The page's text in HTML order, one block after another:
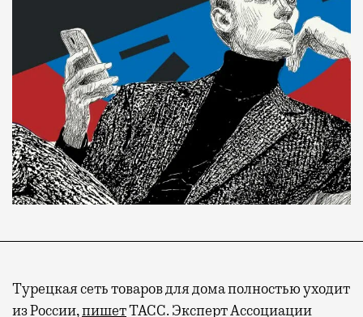
Турецкая сеть товаров для дома полностью уходит
из России,пишетТАСС. Эксперт Ассоциации